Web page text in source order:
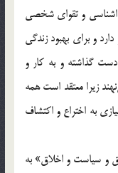
و تقوای‌ شخصی‌
و برای‌ بهبود زندگی‌
گذاشته‌ و به‌ کار و
زیرا معتقد است‌ همه‌
به‌ اختراع‌ و اکتشاف‌
و سیاست‌ و اخلاق» به‌